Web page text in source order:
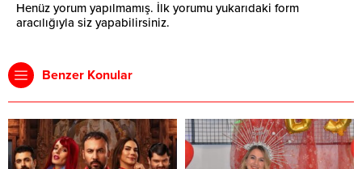
Henüz yorum yapılmamış. İlk yorumu yukarıdaki form
aracılığıyla siz yapabilirsiniz.
Benzer Konular